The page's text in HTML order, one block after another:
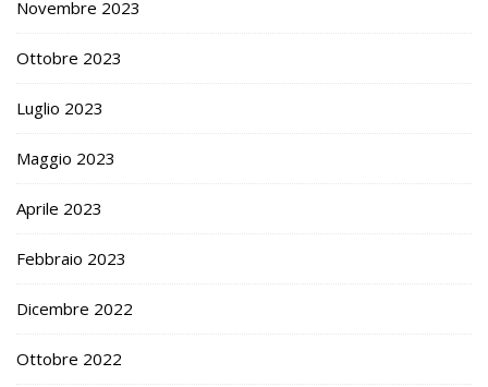
Novembre 2023
Ottobre 2023
Luglio 2023
Maggio 2023
Aprile 2023
Febbraio 2023
Dicembre 2022
Ottobre 2022